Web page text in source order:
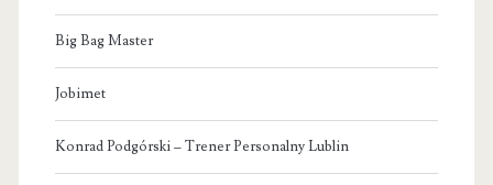
Big Bag Master
Jobimet
Konrad Podgórski – Trener Personalny Lublin